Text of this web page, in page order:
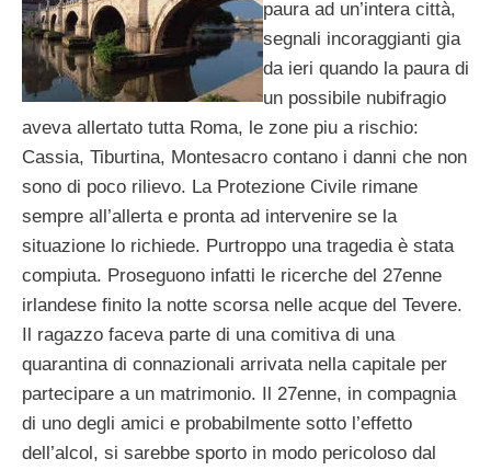
paura ad un’intera città,
segnali incoraggianti gia
da ieri quando la paura di
un possibile nubifragio
aveva allertato tutta Roma, le zone piu a rischio:
Cassia, Tiburtina, Montesacro contano i danni che non
sono di poco rilievo. La Protezione Civile rimane
sempre all’allerta e pronta ad intervenire se la
situazione lo richiede. Purtroppo una tragedia è stata
compiuta. Proseguono infatti le ricerche del 27enne
irlandese finito la notte scorsa nelle acque del Tevere.
Il ragazzo faceva parte di una comitiva di una
quarantina di connazionali arrivata nella capitale per
partecipare a un matrimonio. Il 27enne, in compagnia
di uno degli amici e probabilmente sotto l’effetto
dell’alcol, si sarebbe sporto in modo pericoloso dal